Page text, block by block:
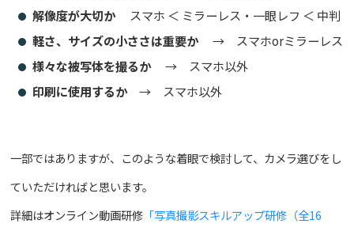
解像度が大切かスマホ ＜ ミラーレス・一眼レフ ＜ 中判
軽さ、サイズの小ささは重要か→ スマホorミラーレス
様々な被写体を撮るか→ スマホ以外
印刷に使用するか→ スマホ以外
一部ではありますが、このような着眼で検討して、カメラ選びをし
ていただければと思います。
詳細はオンライン動画研修 「写真撮影スキルアップ研修（全16